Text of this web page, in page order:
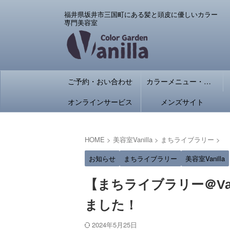
福井県坂井市三国町にある髪と頭皮に優しいカラー
専門美容室
ご予約・おい合わせ
カラーメニュー・料金
オンラインサービス
メンズサイト
HOME > 美容室Vanilla > まちライブラリー >
お知らせ
まちライブラリー 美容室Vanilla
【まちライブラリー＠
ました！
2024年5月25日